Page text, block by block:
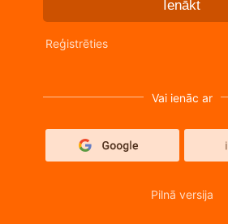
Ienākt
Reģistrēties
Vai ienāc ar
Pilnā versija